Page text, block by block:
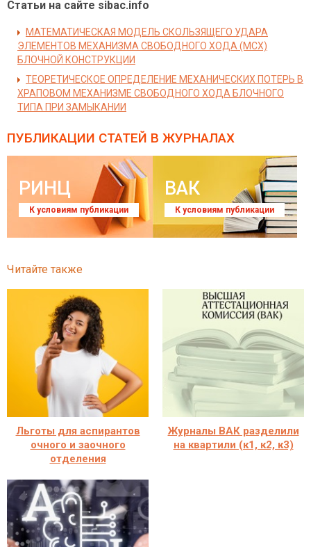
Статьи на сайте sibac.info
МАТЕМАТИЧЕСКАЯ МОДЕЛЬ СКОЛЬЗЯЩЕГО УДАРА
ЭЛЕМЕНТОВ МЕХАНИЗМА СВОБОДНОГО ХОДА (МСХ)
БЛОЧНОЙ КОНСТРУКЦИИ
ТЕОРЕТИЧЕСКОЕ ОПРЕДЕЛЕНИЕ МЕХАНИЧЕСКИХ ПОТЕРЬ В
ХРАПОВОМ МЕХАНИЗМЕ СВОБОДНОГО ХОДА БЛОЧНОГО
ТИПА ПРИ ЗАМЫКАНИИ
ПУБЛИКАЦИИ СТАТЕЙ В ЖУРНАЛАХ
РИНЦ
К условиям публикации
ВАК
К условиям публикации
Читайте также
Льготы для аспирантов
очного и заочного
отделения
Журналы ВАК разделили
на квартили (к1, к2, к3)